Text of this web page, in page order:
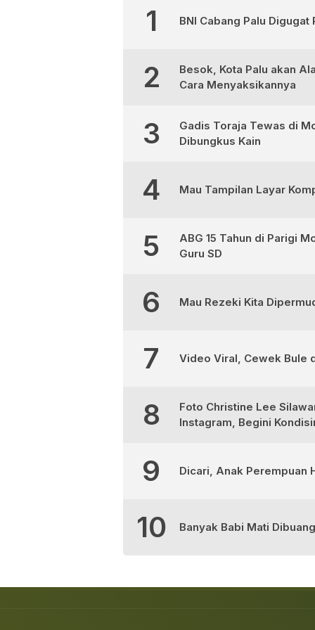
1 BNI Cabang Palu
2
Besok, Kota Palu akan
Cara Menyaksikannya
3
Gadis Toraja Tewas di
Dibungkus Kain
4 Mau Tampilan Layar
5
ABG 15 Tahun di Parigi
Guru SD
6 Mau Rezeki Kita
7 Video Viral, Cewek Bule
8
Foto Christine Lee
Instagram, Begini
9 Dicari, Anak Perempuan
10 Banyak Babi Mati